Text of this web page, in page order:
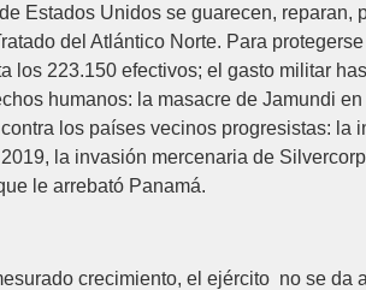
Estados Unidos se guarecen,
del Atlántico Norte. Para
los 223.150 efectivos; el gasto militar
humanos­: la masacre de Jamundi
los países vecinos progresistas:
la invasión mercenaria de
le arrebató Panamá.
crecimiento, el ejército no se